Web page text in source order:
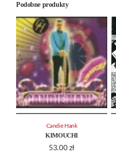
Podobne produkty
KIMOUCHI
53.00 zł
Candie Hank